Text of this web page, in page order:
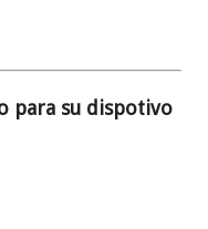
para su dispotivo